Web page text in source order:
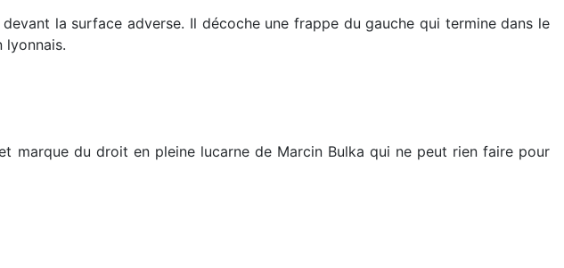
la surface adverse. Il décoche une frappe du gauche qui termine dans le
lyonnais.
marque du droit en pleine lucarne de Marcin Bulka qui ne peut rien faire pour